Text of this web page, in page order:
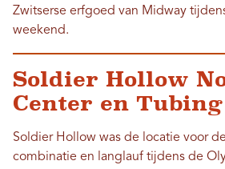
Zwitserse erfgoed van Midway
weekend.
Soldier Hollow
Center en Tubing
Soldier Hollow was de locatie voor
combinatie en langlauf tijdens de